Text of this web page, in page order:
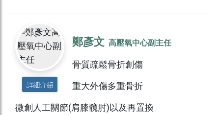
詳細介紹
鄭彥文 高壓氧中心副主任
骨質疏鬆骨折創傷
重大外傷多重骨折
微創人工關節(肩膝髖肘)以及再置換